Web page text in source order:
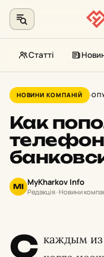
до
контенту
Статті
НОВИНИ КОМПАНІЙ
Как
MI MyKharkov Info
Редакція · Новини
С каждым из